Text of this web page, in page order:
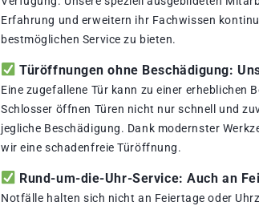
Erfahrung und erweitern ihr Fachwissen
bestmöglichen Service zu bieten.
Türöffnungen ohne Beschädigung:
Eine zugefallene Tür kann zu einer erheblichen
Schlosser öffnen Türen nicht nur schnell und
jegliche Beschädigung. Dank modernster
wir eine schadenfreie Türöffnung.
Rund-um-die-Uhr-Service: Auch an
Notfälle halten sich nicht an Feiertage oder